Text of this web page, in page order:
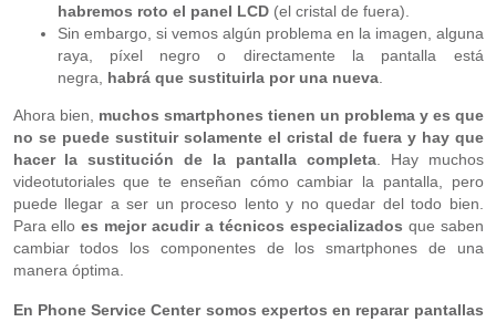
habremos roto el panel LCD(el cristal de fuera).
Sin embargo, si vemos algún problema en la imagen, alguna
raya, píxel negro o directamente la pantalla está
negra, habrá que sustituirla por una nueva.
Ahora bien, muchos smartphones tienen un problema y es que
no se puede sustituir solamente el cristal de fuera y hay que
hacer la sustitución de la pantalla completa. Hay muchos
videotutoriales que te enseñan cómo cambiar la pantalla, pero
puede llegar a ser un proceso lento y no quedar del todo bien.
Para elloes mejor acudir a técnicos especializados que saben
cambiar todos los componentes de los smartphones de una
manera óptima.
En Phone Service Center somos expertos en reparar pantallas